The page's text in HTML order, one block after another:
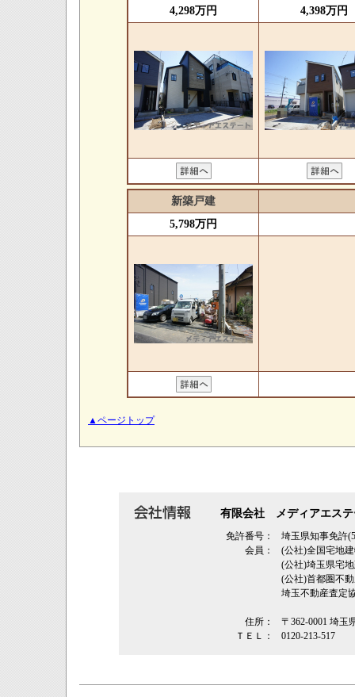
4,298万円
4,398万円
新築戸建
5,798万円
▲ページトップ
有限会社 メディアエステ
免許番号：
埼玉県知事免許
会員：
(公社)全国宅地
(公社)埼玉県宅
(公社)首都圏不
埼玉不動産査定
住所：
〒362‐0001 埼玉
ＴＥＬ：
0120-213-517